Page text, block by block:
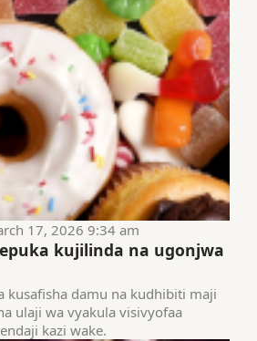
17, 2026 9:34 am
kujilinda na ugonjwa
kusafisha damu na kudhibiti maji
ulaji wa vyakula visivyofaa
kazi wake.